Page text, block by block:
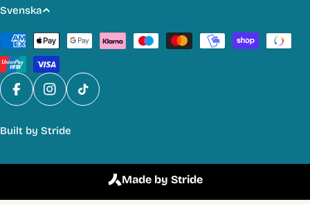
S
p
r
å
k
Svenska
Betalmetoder
FacebookInstagram
TikTok
Built by Stride
Made by Stride